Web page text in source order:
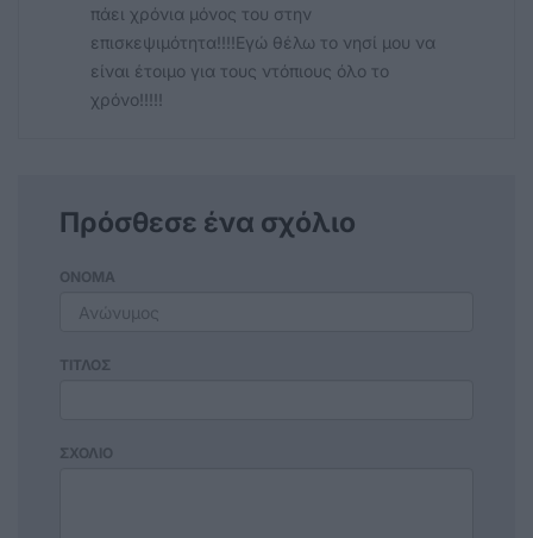
πάει χρόνια μόνος του στην
επισκεψιμότητα!!!!Εγώ θέλω το νησί μου να
είναι έτοιμο για τους ντόπιους όλο το
χρόνο!!!!!
Πρόσθεσε ένα σχόλιο
ΟΝΟΜΑ
ΤΙΤΛΟΣ
ΣΧΟΛΙΟ